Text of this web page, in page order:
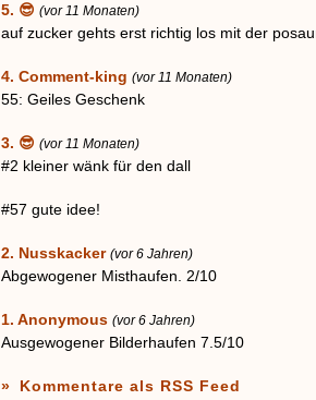
5. 😎 (vor 11 Monaten)
auf zucker gehts erst richtig los mit der
4. Comment-king (vor 11 Monaten)
55: Geiles Geschenk
3. 😎 (vor 11 Monaten)
#2 kleiner wänk für den dall
#57 gute idee!
2. Nusskacker (vor 6 Jahren)
Abgewogener Misthaufen. 2/10
1. Anonymous (vor 6 Jahren)
Ausgewogener Bilderhaufen 7.5/10
» Kommentare als RSS Feed